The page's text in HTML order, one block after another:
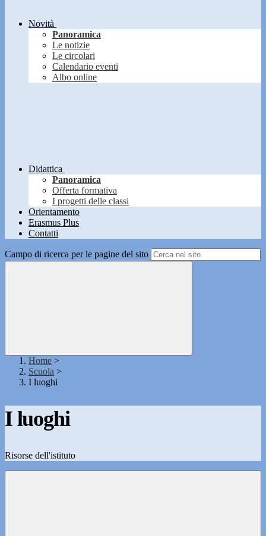
Novità
Panoramica
Le notizie
Le circolari
Calendario eventi
Albo online
Didattica
Panoramica
Offerta formativa
I progetti delle classi
Orientamento
Erasmus Plus
Contatti
Campo di ricerca per le pagine del sito
Home >
Scuola >
I luoghi
I luoghi
Risorse dell'istituto